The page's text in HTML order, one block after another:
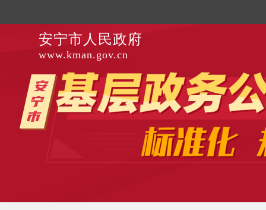
安宁市人民政府
www.kman.gov.cn